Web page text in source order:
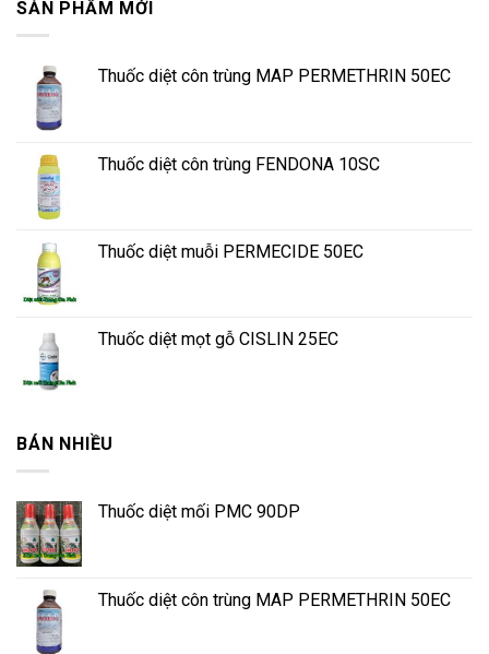
SẢN PHẨM MỚI
Thuốc diệt côn trùng MAP PERMETHRIN 50EC
Thuốc diệt côn trùng FENDONA 10SC
Thuốc diệt muỗi PERMECIDE 50EC
Thuốc diệt mọt gỗ CISLIN 25EC
BÁN NHIỀU
Thuốc diệt mối PMC 90DP
Thuốc diệt côn trùng MAP PERMETHRIN 50EC